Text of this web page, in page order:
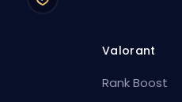
Valorant
Rank Boost